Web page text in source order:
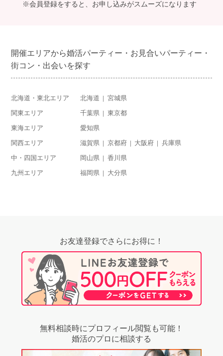
※会員登録をすると、お申し込みがスムーズになります
開催エリアから婚活パーティー・お見合いパーティー・
街コン・出会いを探す
北海道・東北エリア 北海道 宮城県
関東エリア 千葉県 東京都
東海エリア 愛知県
関西エリア 滋賀県 京都府 大阪府 兵庫県
中・四国エリア 岡山県 香川県
九州エリア 福岡県 大分県
お友達登録でさらにお得に！
無料相談時にプロフィール閲覧も可能！
婚活のプロに相談する